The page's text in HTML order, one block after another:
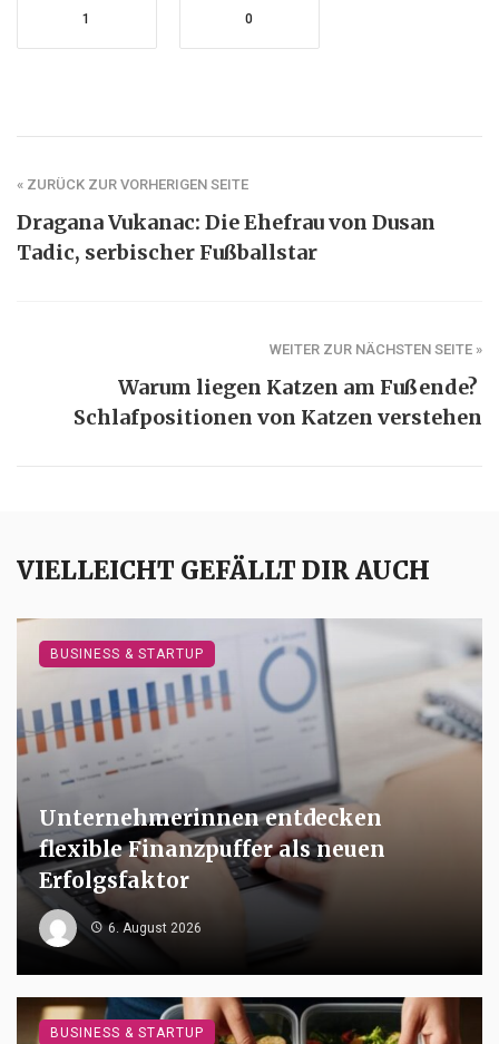
1 0
« ZURÜCK ZUR VORHERIGEN SEITE
Dragana Vukanac: Die Ehefrau von Dusan
Tadic, serbischer Fußballstar
WEITER ZUR NÄCHSTEN SEITE »
Warum liegen Katzen am Fußende?
Schlafpositionen von Katzen verstehen
VIELLEICHT GEFÄLLT DIR AUCH
Unternehmerinnen entdecken
flexible Finanzpuffer als neuen
Erfolgsfaktor
6. August 2026
BUSINESS & STARTUP
BUSINESS & STARTUP